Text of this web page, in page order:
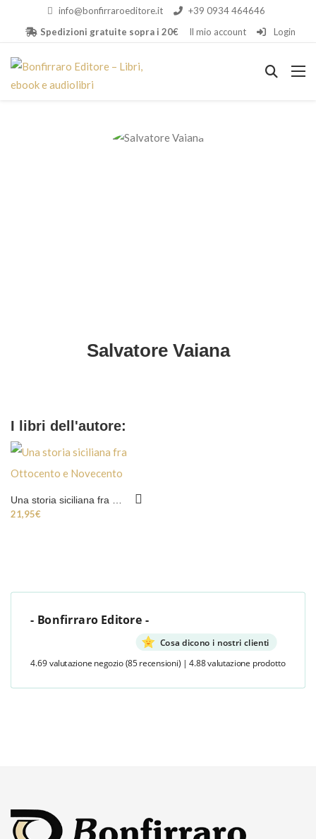
info@bonfirraroeditore.it
+39 0934 464646
Spedizioni gratuite sopra i 20€
Il mio account Login
Salvatore Vaiana
I libri dell'autore:
21,95€
- Bonfirraro Editore -
Cosa dicono i nostri clienti
4.69 valutazione negozio (85 recensioni) | 4.88 valutazione prodotto